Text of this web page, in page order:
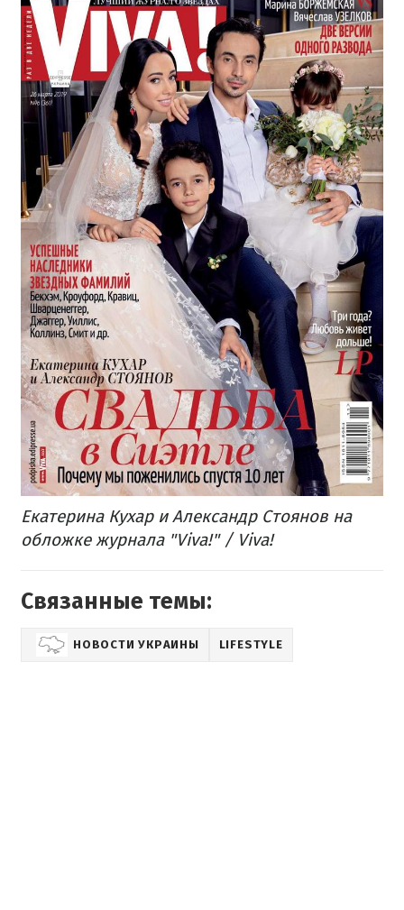
Екатерина Кухар и Александр Стоянов на
обложке журнала "Viva!" / Viva!
Связанные темы:
НОВОСТИ УКРАИНЫ LIFESTYLE